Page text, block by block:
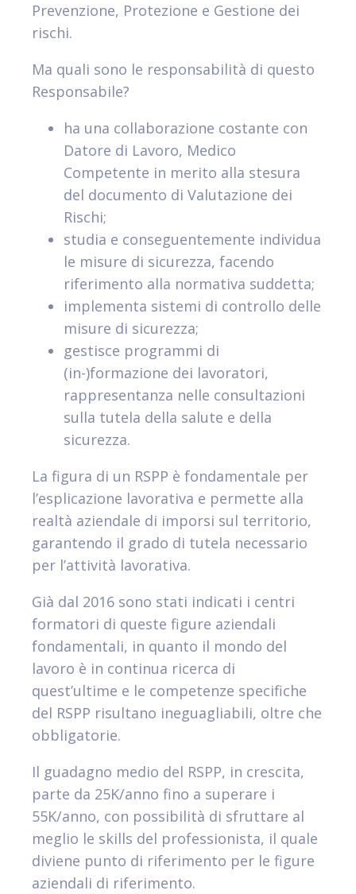
Prevenzione, Protezione e Gestione dei
rischi.
Ma quali sono le responsabilità di questo
Responsabile?
ha una collaborazione costante con
Datore di Lavoro, Medico
Competente in merito alla stesura
del documento di Valutazione dei
Rischi;
studia e conseguentemente individua
le misure di sicurezza, facendo
riferimento alla normativa suddetta;
implementa sistemi di controllo delle
misure di sicurezza;
gestisce programmi di
(in-)formazione dei lavoratori,
rappresentanza nelle consultazioni
sulla tutela della salute e della
sicurezza.
La figura di un RSPP è fondamentale per
l’esplicazione lavorativa e permette alla
realtà aziendale di imporsi sul territorio,
garantendo il grado di tutela necessario
per l’attività lavorativa.
Già dal 2016 sono stati indicati i centri
formatori di queste figure aziendali
fondamentali, in quanto il mondo del
lavoro è in continua ricerca di
quest’ultime e le competenze specifiche
del RSPP risultano ineguagliabili, oltre che
obbligatorie.
Il guadagno medio del RSPP, in crescita,
parte da 25K/anno fino a superare i
55K/anno, con possibilità di sfruttare al
meglio le skills del professionista, il quale
diviene punto di riferimento per le figure
aziendali di riferimento.